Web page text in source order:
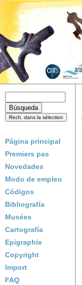
Página principal
Premiers pas
Novedades
Modo de empleo
Códigos
Bibliografía
Musées
Cartografía
Epigraphie
Copyright
Import
FAQ